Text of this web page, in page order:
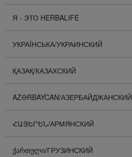
Я - ЭТО HERBALIFE
УКРАЇНСЬКА/УКРАИНСКИЙ
ҚАЗАҚ/КАЗАХСКИЙ
AZƏRBAYCAN/АЗЕРБАЙДЖАНСКИЙ
ՀԱՅԵՐԵՆ/АРМЯНСКИЙ
ᲥᲐᲠᲗᲣᲚᲘ/ГРУЗИНСКИЙ